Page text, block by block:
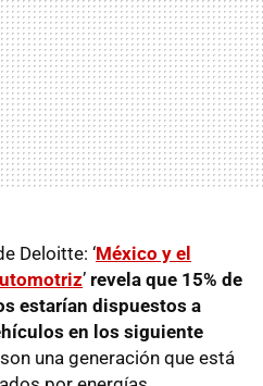
Deloitte: ‘México y el
’ revela que 15% de
estarían dispuestos a
en los siguiente
una generación que está